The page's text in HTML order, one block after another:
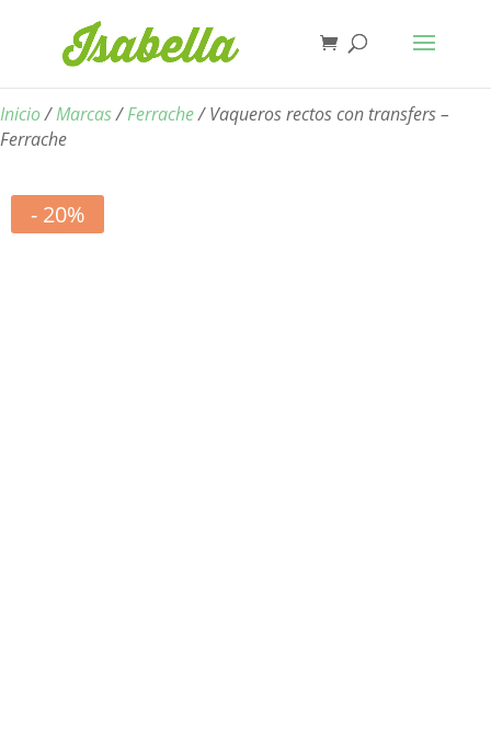
Inicio/Marcas/Ferrache/ Vaqueros rectos con transfers –
Ferrache
- 20%